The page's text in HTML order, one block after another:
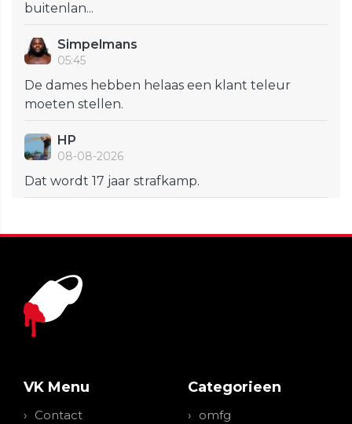
buitenlan...
Simpelmans
05:45
De dames hebben helaas een klant teleur
moeten stellen.
HP
08-08-2026
Dat wordt 17 jaar strafkamp.
VK Menu
Contact
Categorieen
omfg